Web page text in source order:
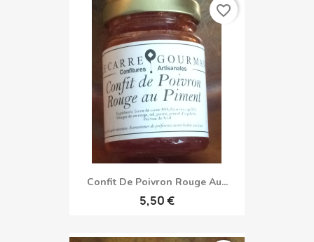
Confit De Poivron Rouge Au...
5,50 €
favorite_border